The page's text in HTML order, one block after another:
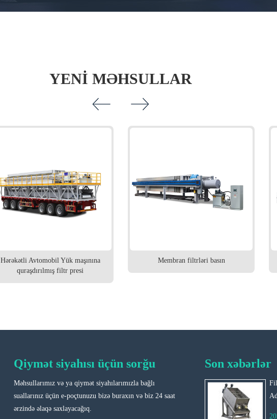
YENI MƏHSULLAR
Hərəkətli Avtomobil Yük maşınına
quraşdırılmış filtr presi
Membran filtrləri basın
Qiymət siyahısı üçün sorğu
Məhsullarımız və ya qiymət siyahılarımızla bağlı
suallarınız üçün e-poçtunuzu bizə buraxın və biz 24 saat
ərzində əlaqə saxlayacağıq.
Son xəbərlər
Sənaye filtrasiyasında Filtr Plitəsi
Texnologiyasının İdarəetmə Effektivliyi